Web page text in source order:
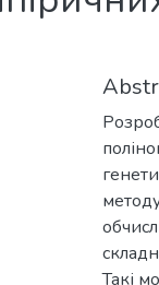
Такі